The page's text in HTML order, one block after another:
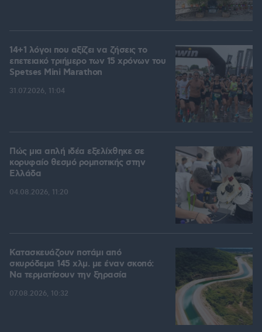
14+1 λόγοι που αξίζει να ζήσεις το
επετειακό τριήμερο των 15 χρόνων του
Spetses Mini Marathon
31.07.2026, 11:04
Πώς μια απλή ιδέα εξελίχθηκε σε
κορυφαίο θεσμό ρομποτικής στην
Ελλάδα
04.08.2026, 11:20
Κατασκευάζουν ποτάμι από
σκυρόδεμα 145 χλμ. με έναν σκοπό:
Να τερματίσουν την ξηρασία
07.08.2026, 10:32